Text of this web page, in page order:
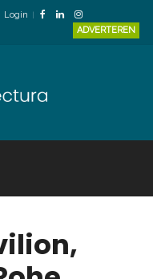
Login
ADVERTEREN